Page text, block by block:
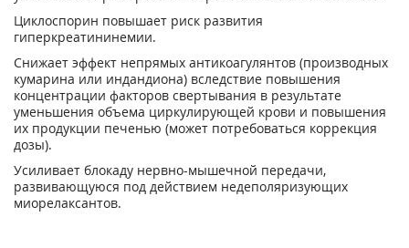
Циклоспорин повышает риск развития
гиперкреатининемии.
Снижает эффект непрямых антикоагулянтов (производных
кумарина или индандиона) вследствие повышения
концентрации факторов свертывания в результате
уменьшения объема циркулирующей крови и повышения
их продукции печенью (может потребоваться коррекция
дозы).
Усиливает блокаду нервно-мышечной передачи,
развивающуюся под действием недеполяризующих
миорелаксантов.